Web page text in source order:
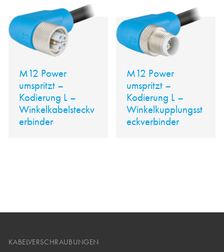
M12 Power
umspritzt –
Kodierung L –
Winkelkabelsteckv
erbinder
M12 Power
umspritzt –
Kodierung L –
Winkelkupplungsst
eckverbinder
KABELVERSCHRAUBUNGEN